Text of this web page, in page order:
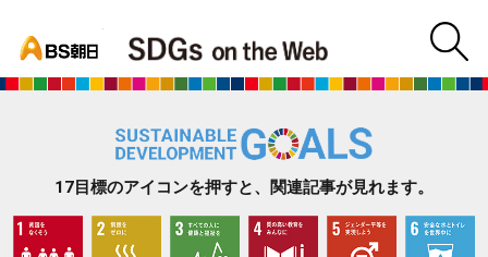
BS朝日SDGs
17目標のアイコンを押すと、関連記事が見れます。